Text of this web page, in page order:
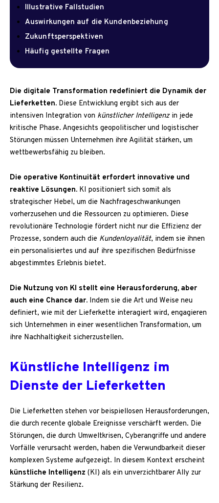
Illustrative Fallstudien
Auswirkungen auf die Kundenbeziehung
Zukunftsperspektiven
Häufig gestellte Fragen
Die digitale Transformation redefiniert die Dynamik der
Lieferketten. Diese Entwicklung ergibt sich aus der
intensiven Integration von künstlicher Intelligenzin jede
kritische Phase. Angesichts geopolitischer und logistischer
Störungen müssen Unternehmen ihre Agilität stärken, um
wettbewerbsfähig zu bleiben.
Die operative Kontinuität erfordert innovative und
reaktive Lösungen. KI positioniert sich somit als
strategischer Hebel, um die Nachfrageschwankungen
vorherzusehen und die Ressourcen zu optimieren. Diese
revolutionäre Technologie fördert nicht nur die Effizienz der
Prozesse, sondern auch die Kundenloyalität, indem sie ihnen
ein personalisiertes und auf ihre spezifischen Bedürfnisse
abgestimmtes Erlebnis bietet.
Die Nutzung von KI stellt eine Herausforderung, aber
auch eine Chance dar. Indem sie die Art und Weise neu
definiert, wie mit der Lieferkette interagiert wird, engagieren
sich Unternehmen in einer wesentlichen Transformation, um
ihre Nachhaltigkeit sicherzustellen.
Künstliche Intelligenz im
Dienste der Lieferketten
Die Lieferketten stehen vor beispiellosen Herausforderungen,
die durch recente globale Ereignisse verschärft werden. Die
Störungen, die durch Umweltkrisen, Cyberangriffe und andere
Vorfälle verursacht werden, haben die Verwundbarkeit dieser
komplexen Systeme aufgezeigt. In diesem Kontext erscheint
künstliche Intelligenz (KI) als ein unverzichtbarer Ally zur
Stärkung der Resilienz.